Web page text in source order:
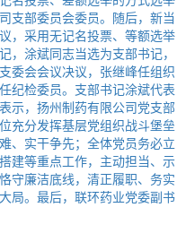
支部委员会委员。随后，新当
，采用无记名投票、等额选举
，涂斌同志当选为支部书记，
委会会议决议，张继峰任组织
纪检委员。支部书记涂斌代表
示，扬州制药有限公司党支部
充分发挥基层党组织战斗堡垒
、实干争先；全体党员务必立
建等重点工作，主动担当、示
守廉洁底线，清正履职、务实
局。最后，联环药业党委副书